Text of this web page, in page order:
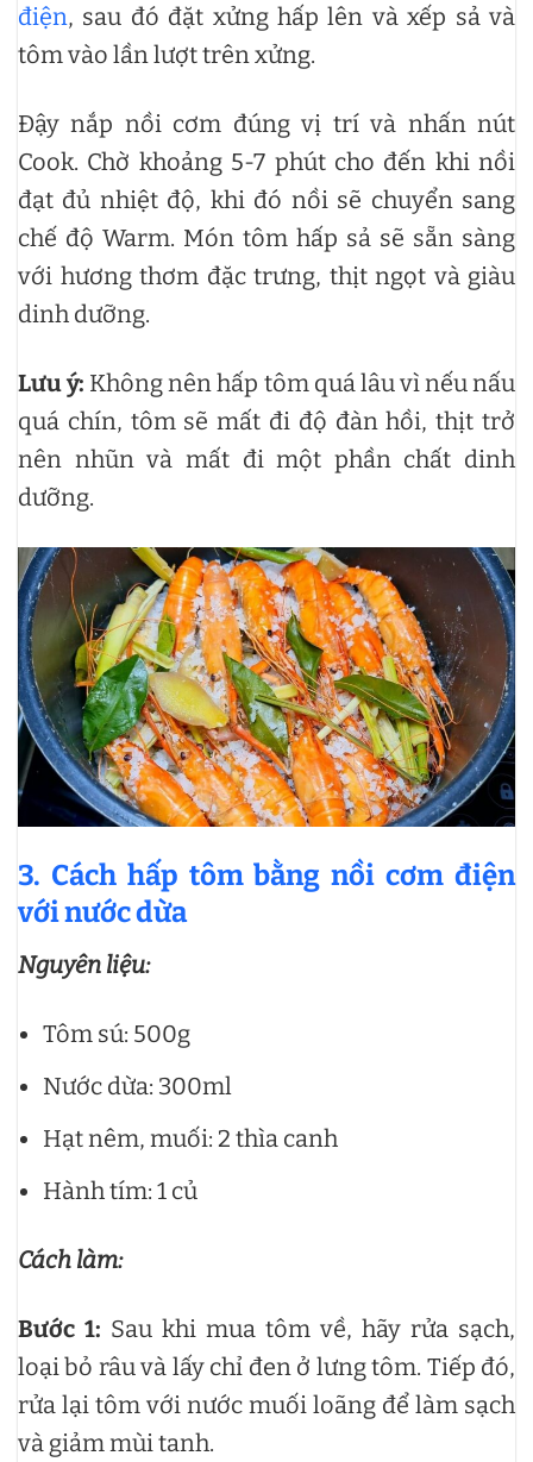
điện, sau đó đặt xửng hấp lên và xếp sả và
tôm vào lần lượt trên xửng.
Đậy nắp nồi cơm đúng vị trí và nhấn nút
Cook. Chờ khoảng 5-7 phút cho đến khi nồi
đạt đủ nhiệt độ, khi đó nồi sẽ chuyển sang
chế độ Warm. Món tôm hấp sả sẽ sẵn sàng
với hương thơm đặc trưng, thịt ngọt và giàu
dinh dưỡng.
Lưu ý: Không nên hấp tôm quá lâu vì nếu nấu
quá chín, tôm sẽ mất đi độ đàn hồi, thịt trở
nên nhũn và mất đi một phần chất dinh
dưỡng.
3. Cách hấp tôm bằng nồi cơm điện
với nước dừa
Nguyên liệu:
Tôm sú: 500g
Nước dừa: 300ml
Hạt nêm, muối: 2 thìa canh
Hành tím: 1 củ
Cách làm:
Bước 1: Sau khi mua tôm về, hãy rửa sạch,
loại bỏ râu và lấy chỉ đen ở lưng tôm. Tiếp đó,
rửa lại tôm với nước muối loãng để làm sạch
và giảm mùi tanh.